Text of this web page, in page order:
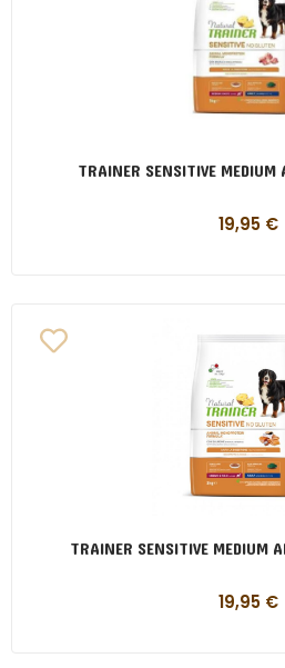
TRAINER SENSITIVE
19,95 €
TRAINER SENSITIVE MEDIUM
19,95 €